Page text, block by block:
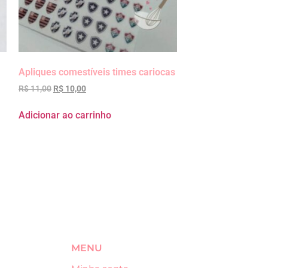
Apliques comestíveis times cariocas
R$11,00 R$ 10,00
Adicionar ao carrinho
MENU